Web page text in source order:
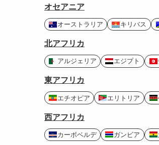
オセアニア
オーストラリア キリバス
北アフリカ
アルジェリア エジプト
東アフリカ
エチオピア エリトリア
西アフリカ
カーボベルデ ガンビア